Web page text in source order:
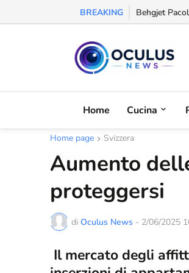
BREAKING Behgjet
Home Cucina
Home page Svizzera
Aumento
proteggersi
di Oculus News - 2/06/2025
Il mercato degli